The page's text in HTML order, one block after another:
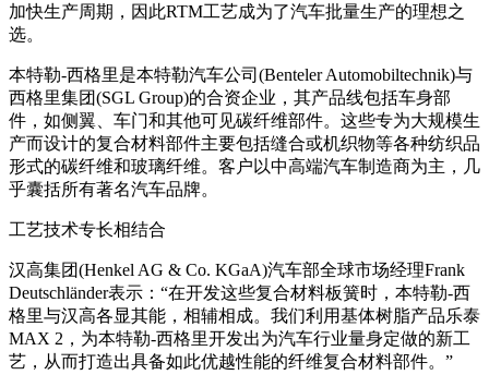
加快生产周期，因此RTM工艺成为了汽车批量生产的理想之
选。
本特勒-西格里是本特勒汽车公司(Benteler Automobiltechnik)与
西格里集团(SGL Group)的合资企业，其产品线包括车身部
件，如侧翼、车门和其他可见碳纤维部件。这些专为大规模生
产而设计的复合材料部件主要包括缝合或机织物等各种纺织品
形式的碳纤维和玻璃纤维。客户以中高端汽车制造商为主，几
乎囊括所有著名汽车品牌。
工艺技术专长相结合
汉高集团(Henkel AG & Co. KGaA)汽车部全球市场经理Frank
Deutschländer表示：“在开发这些复合材料板簧时，本特勒-西
格里与汉高各显其能，相辅相成。我们利用基体树脂产品乐泰
MAX 2，为本特勒-西格里开发出为汽车行业量身定做的新工
艺，从而打造出具备如此优越性能的纤维复合材料部件。”